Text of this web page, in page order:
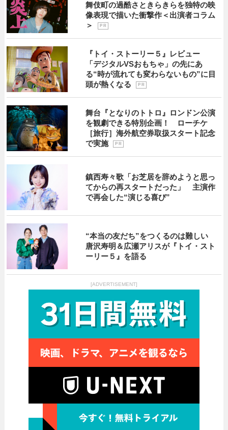
舞伎町の過酷さときらきらを独特の映
像表現で描いた衝撃作＜出演者コラム
＞
P R
『トイ・ストーリー５』レビュー
「デジタルVSおもちゃ」の先にあ
る“時が流れても変わらないもの”に目
頭が熱くなる
P R
舞台『となりのトトロ』ロンドン公演
を観劇できる特別企画！ ローチケ
［旅行］海外航空券取扱スタート記念
で実施
P R
鎮西寿々歌「お芝居を辞めようと思っ
てからの再スタートだった」 主演作
で再会した“演じる喜び”
“本当の友だち”をつくるのは難しい
唐沢寿明＆広瀬アリスが『トイ・スト
ーリー５』を語る
[ADVERTISEMENT]